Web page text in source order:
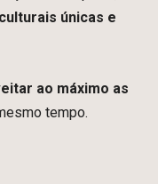
únicas e
ao máximo as
tempo.